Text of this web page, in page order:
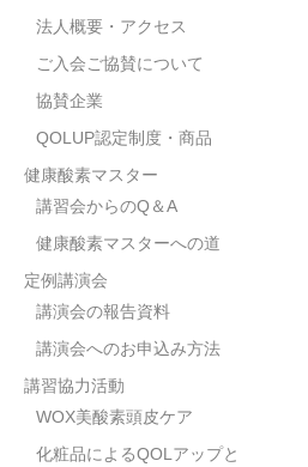
法人概要・アクセス
ご入会ご協賛について
協賛企業
QOLUP認定制度・商品
健康酸素マスター
講習会からのQ＆A
健康酸素マスターへの道
定例講演会
講演会の報告資料
講演会へのお申込み方法
講習協力活動
WOX美酸素頭皮ケア
化粧品によるQOLアップと